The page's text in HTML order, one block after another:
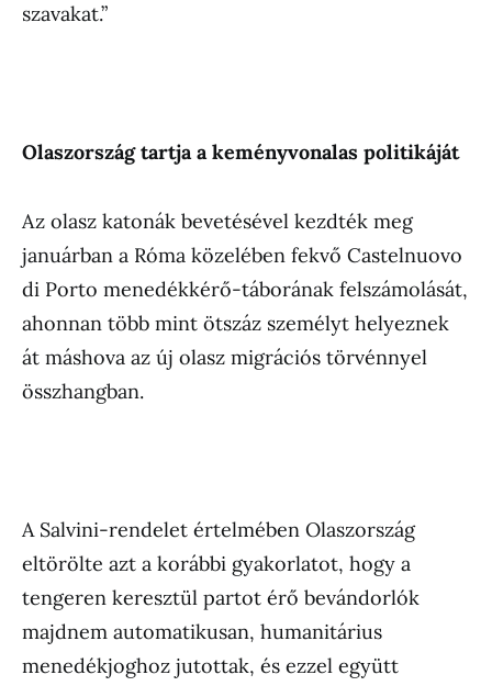
szavakat.”
Olaszország tartja a keményvonalas politikáját
Az olasz katonák bevetésével kezdték meg
januárban a Róma közelében fekvő Castelnuovo
di Porto menedékkérő-táborának felszámolását,
ahonnan több mint ötszáz személyt helyeznek
át máshova az új olasz migrációs törvénnyel
összhangban.
A Salvini-rendelet értelmében Olaszország
eltörölte azt a korábbi gyakorlatot, hogy a
tengeren keresztül partot érő bevándorlók
majdnem automatikusan, humanitárius
menedékjoghoz jutottak, és ezzel együtt